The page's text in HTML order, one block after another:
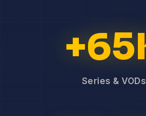
Series & VODs